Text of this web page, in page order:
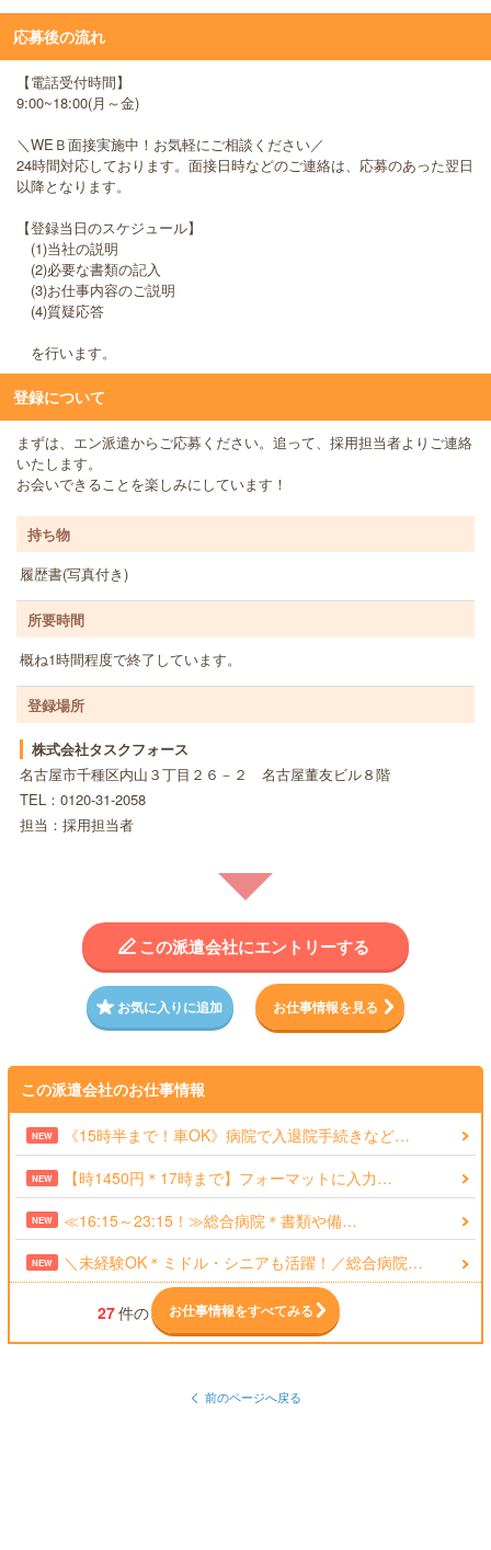
応募後の流れ
【電話受付時間】
9:00~18:00(月～金)
＼WEＢ面接実施中！お気軽にご相談ください／
24時間対応しております。面接日時などのご連絡は、応募のあった翌日
以降となります。
【登録当日のスケジュール】
(1)当社の説明
(2)必要な書類の記入
(3)お仕事内容のご説明
(4)質疑応答
を行います。
登録について
まずは、エン派遣からご応募ください。追って、採用担当者よりご連絡
いたします。
お会いできることを楽しみにしています！
持ち物
履歴書(写真付き)
所要時間
概ね1時間程度で終了しています。
登録場所
株式会社タスクフォース
名古屋市千種区内山３丁目２６－２ 名古屋董友ビル８階
TEL：0120-31-2058
担当：採用担当者
この派遣会社にエントリーする
お気に入りに追加 お仕事情報を見る
この派遣会社のお仕事情報
NEW 《15時半まで！車OK》病院で入退院手続きなど…
NEW 【時1450円＊17時まで】フォーマットに入力…
NEW ≪16:15～23:15！≫総合病院＊書類や備…
NEW ＼未経験OK＊ミドル・シニアも活躍！／総合病院…
27件の お仕事情報をすべてみる
前のページへ戻る